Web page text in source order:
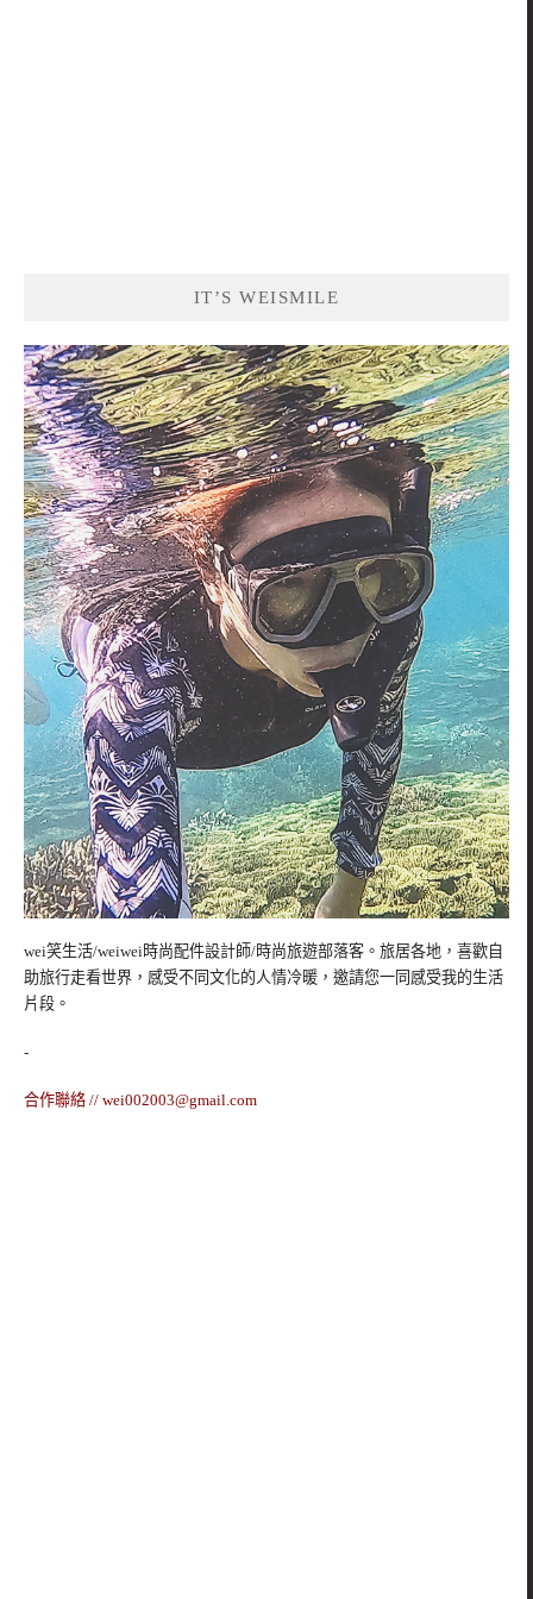
IT’S WEISMILE
wei笑生活/weiwei時尚配件設計師/時尚旅遊部落客。旅居各地，喜歡自
助旅行走看世界，感受不同文化的人情冷暖，邀請您一同感受我的生活
片段。
-
合作聯絡 // wei002003@gmail.com